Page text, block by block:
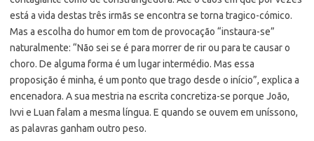
está a vida destas três irmãs se encontra se torna tragico-cómico.
Mas a escolha do humor em tom de provocação “instaura-se”
naturalmente: “Não sei se é para morrer de rir ou para te causar o
choro. De alguma forma é um lugar intermédio. Mas essa
proposição é minha, é um ponto que trago desde o início”, explica a
encenadora. A sua mestria na escrita concretiza-se porque João,
Ivvi e Luan falam a mesma língua. E quando se ouvem em uníssono,
as palavras ganham outro peso.